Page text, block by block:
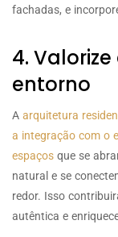
fachadas, e
4.
entorno
A arquitetura
a integração com o
espaços que se
natural e se
redor. Isso
autêntica e